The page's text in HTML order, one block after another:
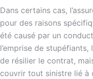
Dans certains cas,
pour des raisons
été causé par un
l’emprise de stupéfiants,
de résilier le contrat,
couvrir tout sinistre lié à